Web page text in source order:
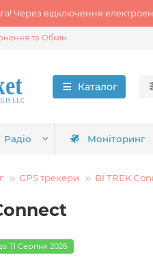
Через відключення
та Обмін
Каталог
Радіо Моніторинг
GPS трекери BI TREK
11 Серпня 2026